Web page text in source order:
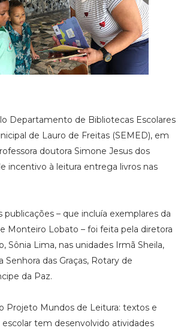
Departamento de Bibliotecas Escolares
de Lauro de Freitas (SEMED), em
doutora Simone Jesus dos
incentivo à leitura entrega livros nas
publicações – que incluía exemplares da
Monteiro Lobato – foi feita pela diretora
Sônia Lima, nas unidades Irmã Sheila,
Senhora das Graças, Rotary de
da Paz.
Projeto Mundos de Leitura: textos e
tem desenvolvido atividades